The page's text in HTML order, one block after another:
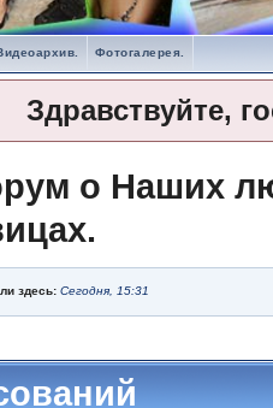
Фотогалерея.
Здравствуйте,
о Наших
здесь: Сегодня, 15:31